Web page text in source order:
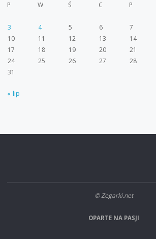
P
W Ś C P
3
4 5 6 7
10
11 12 13 14
17
18 19 20 21
24
25 26 27 28
31
« lip
© Zegarki.net
OPARTE NA PASJI